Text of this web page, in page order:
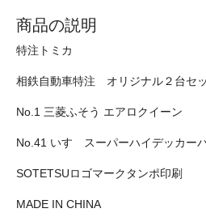
商品の説明
特注トミカ
相鉄自動車特注 オリジナル２台セ
No.1 三菱ふそう エアロクイーン
No.41 いすゞスーパーハイデッカー
SOTETSUロゴマークタンポ印刷
MADE IN CHINA